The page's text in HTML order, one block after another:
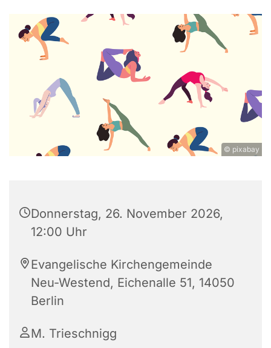
© pixabay
Donnerstag, 26. November 2026,
12:00 Uhr
Evangelische Kirchengemeinde
Neu-Westend, Eichenalle 51, 14050
Berlin
M. Trieschnigg